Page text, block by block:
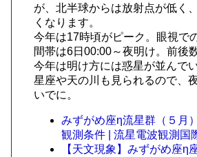
が、北半球からは放射点が低く
くなります。
今年は17時頃がピーク。眼視で
間帯は6日00:00～夜明け。前後
今年は明け方には惑星が並んで
星座や天の川も見られるので、
いでに。
みずがめ座η流星群（５月
観測条件 | 流星電波観測国
【天文現象】みずがめ座η